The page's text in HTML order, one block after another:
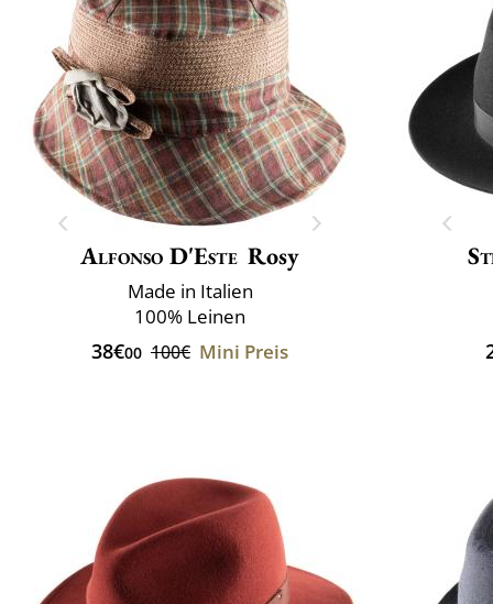
Alfonso D'Este Rosy
Made in Italien
100% Leinen
38€00 100€ Mini Preis